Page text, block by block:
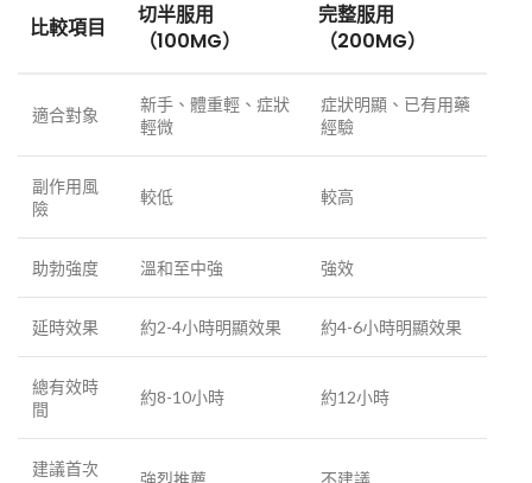
比較項目
切半服用
（100MG）
完整服用
（200MG）
適合對象
新手、體重輕、症狀
輕微
症狀明顯、已有用藥
經驗
副作用風
險
較低 較高
助勃強度 溫和至中強 強效
延時效果 約2-4小時明顯效果 約4-6小時明顯效果
總有效時
間
約8-10小時 約12小時
建議首次